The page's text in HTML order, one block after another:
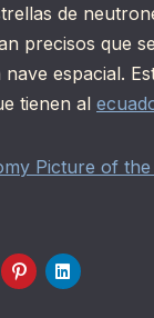
de
precisos que
espacial.
tienen al
Picture of the